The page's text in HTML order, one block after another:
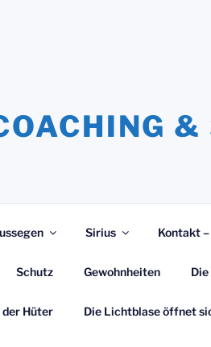
Sirius Kontakt
Schutz Gewohnheiten
der Hüter Die Lichtblase öffnet